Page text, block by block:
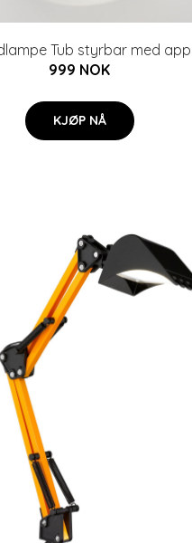
Tub styrbar med
999 NOK
KJØP NÅ